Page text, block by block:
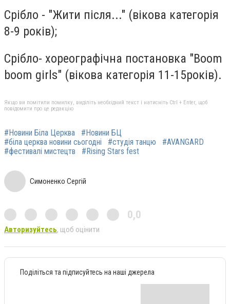
Срібло - "Жити після..." (вікова категорія
8-9 років);
Срібло- хореографічна постановка "Boom
boom girls" (вікова категорія 11-15років).
Якщо ви помітили помилку, виділіть необхідний текст і натисніть Ctrl + Enter, щоб
повідомити про це редакцію
#Новини Біла Церква
#Новини БЦ
#біла церква новини сьогодні
#студія танцю
#AVANGARD
#фестивалі мистецтв
#Rising Stars fest
Симоненко Сергій
0,0
Авторизуйтесь, щоб оцінити
Поділіться та підписуйтесь на наші джерела